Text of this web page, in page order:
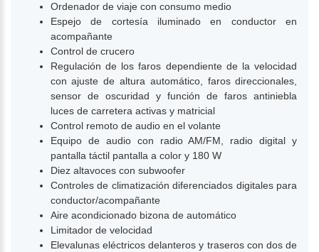
Ordenador de viaje con consumo medio
Espejo de cortesía iluminado en conductor en
acompañante
Control de crucero
Regulación de los faros dependiente de la velocidad
con ajuste de altura automático, faros direccionales,
sensor de oscuridad y función de faros antiniebla
luces de carretera activas y matricial
Control remoto de audio en el volante
Equipo de audio con radio AM/FM, radio digital y
pantalla táctil pantalla a color y 180 W
Diez altavoces con subwoofer
Controles de climatización diferenciados digitales para
conductor/acompañante
Aire acondicionado bizona de automático
Limitador de velocidad
Elevalunas eléctricos delanteros y traseros con dos de